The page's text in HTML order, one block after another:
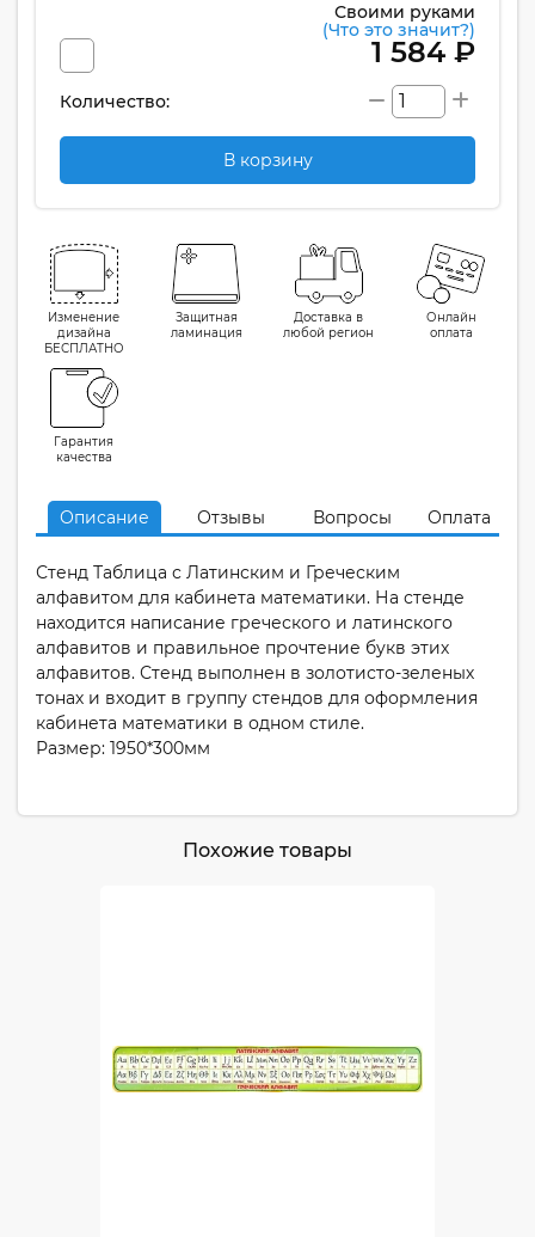
Своими руками
(Что это значит?)
1 584 ₽
Количество:
В корзину
Изменение
дизайна
БЕСПЛАТНО
Защитная
ламинация
Доставка в
любой регион
Онлайн
оплата
Гарантия
качества
Описание Отзывы Вопросы Оплата
Стенд Таблица с Латинским и Греческим
алфавитом для кабинета математики. На стенде
находится написание греческого и латинского
алфавитов и правильное прочтение букв этих
алфавитов. Стенд выполнен в золотисто-зеленых
тонах и входит в группу стендов для оформления
кабинета математики в одном стиле.
Размер: 1950*300мм
Похожие товары